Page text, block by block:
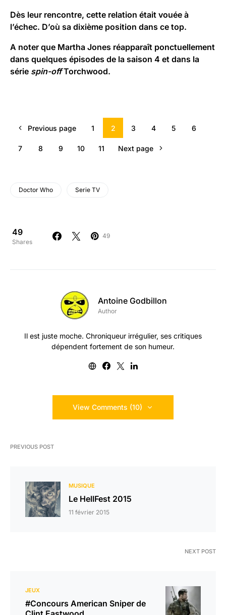
Dès leur rencontre, cette relation était vouée à
l’échec. D’où sa dixième position dans ce top.
A noter que Martha Jones réapparaît ponctuellement
dans quelques épisodes de la saison 4 et dans la
série spin-off Torchwood.
Previous page 1 2 3 4 5 6
7 8 9 10 11 Next page
Doctor Who Serie TV
49
Shares
49
Antoine Godbillon
Author
Il est juste moche. Chroniqueur irrégulier, ses critiques
dépendent fortement de son humeur.
View Comments (10)
PREVIOUS POST
MUSIQUE
Le HellFest 2015
11 février 2015
NEXT POST
JEUX
#Concours American Sniper de